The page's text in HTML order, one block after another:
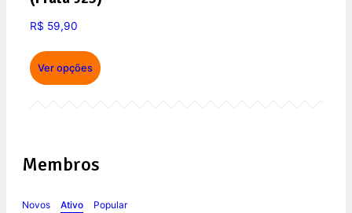
R$ 59,90
Ver opções
Membros
Novos Ativo Popular